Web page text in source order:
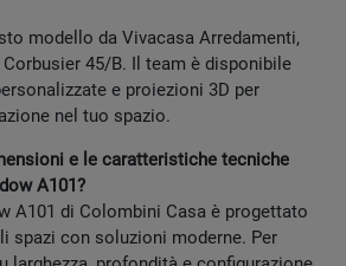
modello da Vivacasa Arredamenti,
45/B. Il team è disponibile
e proiezioni 3D per
nel tuo spazio.
e le caratteristiche tecniche
A101?
A101 di Colombini Casa è progettato
spazi con soluzioni moderne. Per